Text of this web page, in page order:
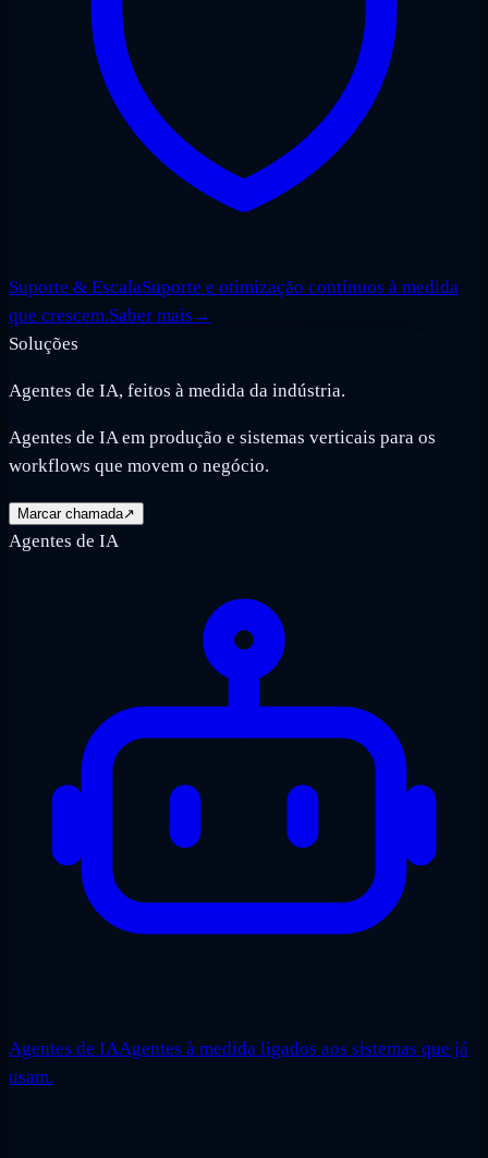
Suporte & EscalaSuporte e otimização contínuos à medida
que crescem.Saber mais →
Soluções
Agentes de IA, feitos à medida da indústria.
Agentes de IA em produção e sistemas verticais para os
workflows que movem o negócio.
Marcar chamada↗
Agentes de IA
Agentes de IAAgentes à medida ligados aos sistemas que já
usam.